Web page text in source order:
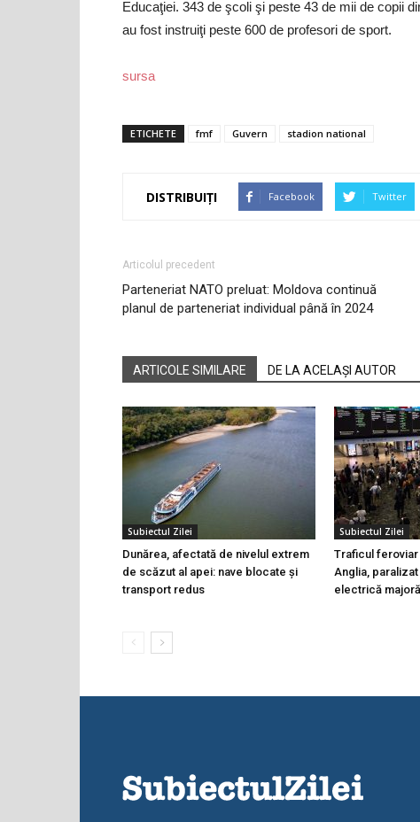
Educaţiei. 343 de şcoli şi peste 43 de mii de copii
au fost instruiţi peste 600 de profesori de sport.
sursa
ETICHETE fmf Guvern stadion national
DISTRIBUIȚI Facebook Twitter
Articolul precedent
Parteneriat NATO preluat: Moldova continuă
planul de parteneriat individual până în 2024
ARTICOLE SIMILARE DE LA ACELAȘI AUTOR
Subiectul Zilei
Dunărea, afectată de nivelul extrem
de scăzut al apei: nave blocate și
transport redus
Subiectul Zilei
Traficul
Anglia,
electrică majoră